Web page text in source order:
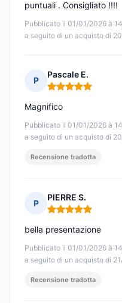
Pubblicato il 01/01/2026 à
a seguito di un acquisto di
puntuali . Consigliato !!!!
P
Pascale E.
Nota: 5 su 5
Pubblicato il 01/01/2026 à
a seguito di un acquisto di
Magnifico
Recensione tradotta
P
PIERRE S.
Nota: 5 su 5
Pubblicato il 01/01/2026 à
a seguito di un acquisto di
bella presentazione
Recensione tradotta